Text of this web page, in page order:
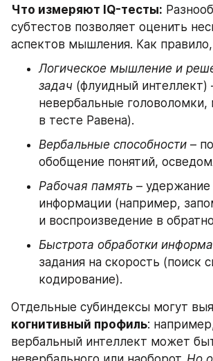
Что измеряют IQ-тесты:
субтестов позволяет оценить
аспектов мышления. Как
Логическое мышление и
задач (флуидный интеллект)
невербальные головоломки,
в тесте Равена).
Вербальные способности –
обобщение понятий,
Рабочая память – удержание
информации (например,
и воспроизведение в
Быстрота обработки
задания на скорость (поиск
кодирование).
когнитивный профиль:
вербальный интеллект может